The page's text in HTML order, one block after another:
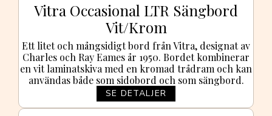
Vitra Occasional LTR Sängbord
Vit/Krom
Ett litet och mångsidigt bord från Vitra, designat av
Charles och Ray Eames år 1950. Bordet kombinerar
en vit laminatskiva med en kromad trådram och kan
användas både som sidobord och som sängbord.
SE DETALJER